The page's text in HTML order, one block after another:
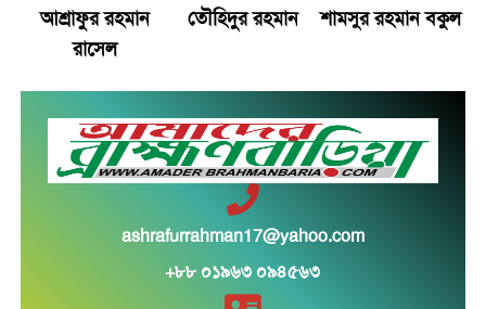
শীর্ষ মাদক কারবারিদের তালিকা প্রস্তুত করা হচ্ছে:
বগুড়ায় বাসচাপায় নিহত ৬
সিলেটে দুই বাসের মুখোমুখি সংঘর্ষে নিহত ৯
সড়ক দুর্ঘটনায় আহত অভিনেত্রী মৌসুমী মৌ
সংস্কার ও গণভোট ইস্যুতে রাজপথে সরব বিরোধীরা
আশ্রাফুর রহমান
রাসেল
তৌহিদুর রহমান শামসুর রহমান বকুল
ashrafurrahman17@yahoo.com
+৮৮ ০১৯৬৩ ০৯৪৫৬৩